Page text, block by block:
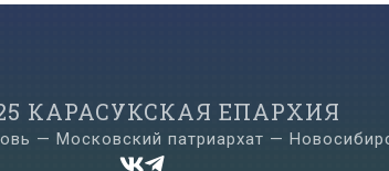
КАРАСУКСКАЯ ЕПАРХИЯ
— Московский патриархат —
